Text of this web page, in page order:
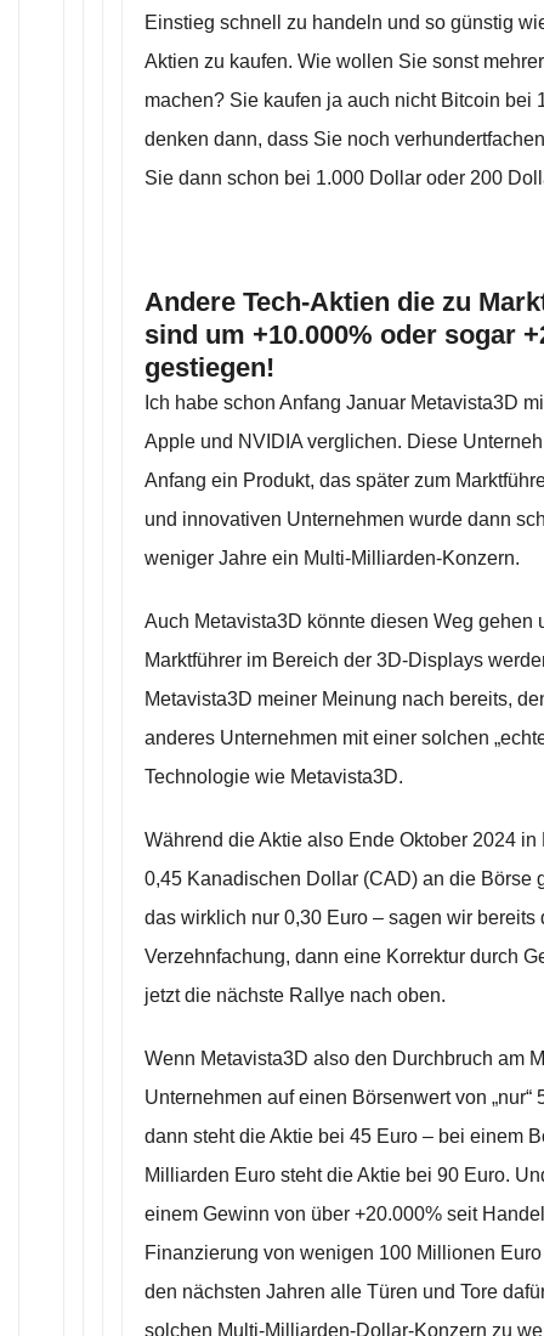
Einstieg schnell zu handeln und so günstig
Aktien zu kaufen. Wie wollen Sie sonst
machen? Sie kaufen ja auch nicht Bitcoin bei
denken dann, dass Sie noch
Sie dann schon bei 1.000 Dollar oder 200
Andere Tech-Aktien die zu
sind um +10.000% oder sogar
gestiegen!
Ich habe schon Anfang Januar Metavista3D
Apple und NVIDIA verglichen. Diese
Anfang ein Produkt, das später zum
und innovativen Unternehmen wurde dann
weniger Jahre ein Multi-Milliarden-Konzern.
Auch Metavista3D könnte diesen Weg gehen
Marktführer im Bereich der 3D-Displays
Metavista3D meiner Meinung nach bereits,
anderes Unternehmen mit einer solchen
Technologie wie Metavista3D.
Während die Aktie also Ende Oktober 2024
0,45 Kanadischen Dollar (CAD) an die Börse
das wirklich nur 0,30 Euro – sagen wir bereits
Verzehnfachung, dann eine Korrektur durch
jetzt die nächste Rallye nach oben.
Wenn Metavista3D also den Durchbruch am
Unternehmen auf einen Börsenwert von „nur“
dann steht die Aktie bei 45 Euro – bei einem
Milliarden Euro steht die Aktie bei 90 Euro.
einem Gewinn von über +20.000% seit
Finanzierung von wenigen 100 Millionen
den nächsten Jahren alle Türen und Tore
solchen Multi-Milliarden-Dollar-Konzern zu